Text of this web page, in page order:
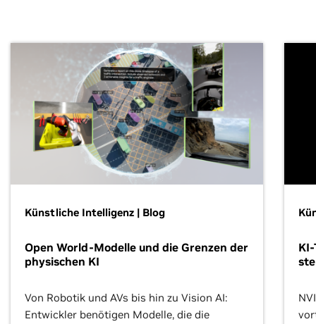
Künstliche Intelligenz | Blog
Open World-Modelle und die Grenzen der
physischen KI
Von Robotik und AVs bis hin zu Vision AI:
Entwickler benötigen Modelle, die die